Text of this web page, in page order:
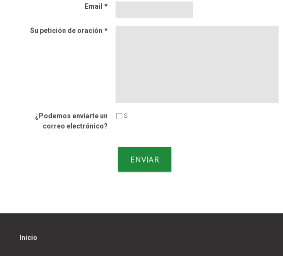
Email *
Su petición de oración *
¿Podemos enviarte un
correo electrónico?
Si
Inicio